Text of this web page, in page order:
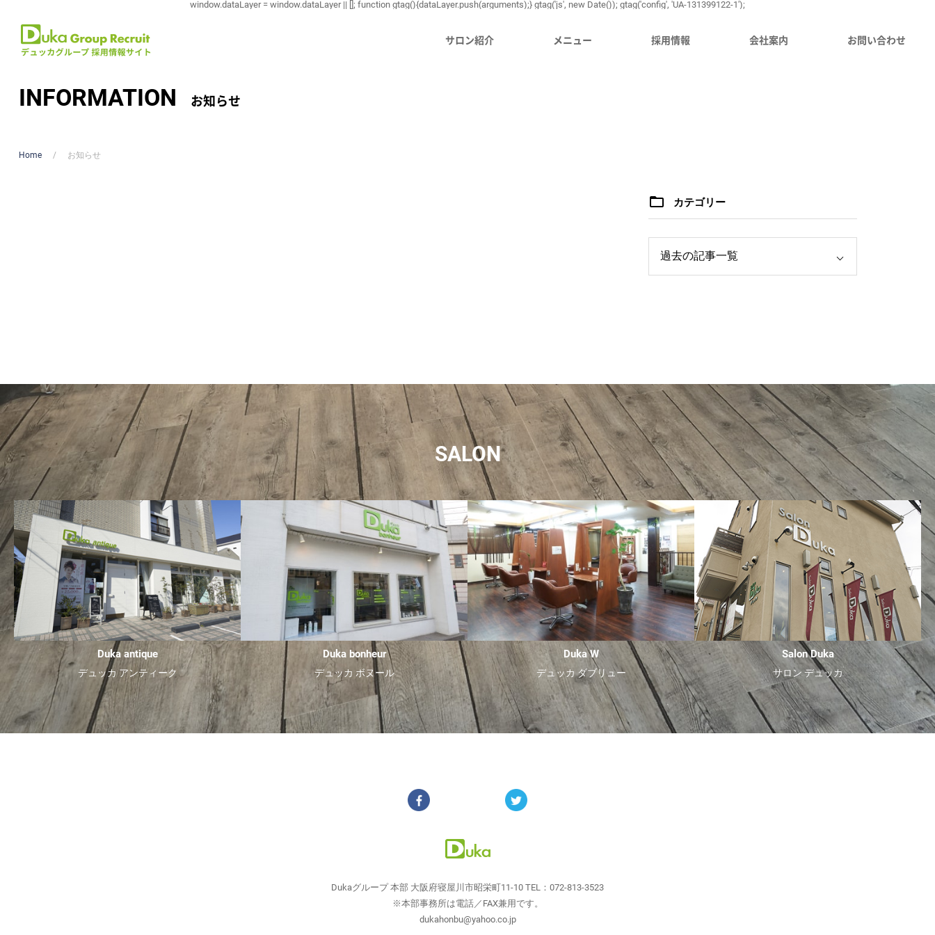
window.dataLayer = window.dataLayer || []; function gtag(){dataLayer.push(arguments);} gtag('js', new Date()); gtag('config', 'UA-131399122-1');
サロン紹介 メニュー 採用情報 会社案内 お問い合わせ
INFORMATION お知らせ
Home お知らせ
カテゴリー
SALON
Duka antique
デュッカ アンティーク
Duka bonheur
デュッカ ボヌール
Duka W
デュッカ ダブリュー
Salon Duka
サロン デュッカ
Dukaグループ 本部 大阪府寝屋川市昭栄町11-10 TEL：072-813-3523
※本部事務所は電話／FAX兼用です。
dukahonbu@yahoo.co.jp